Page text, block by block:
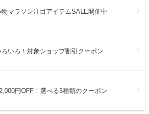
物マラソン注目アイテムSALE開催中
いろ！対象ショップ割引クーポン
円OFF！選べる5種類のクーポン